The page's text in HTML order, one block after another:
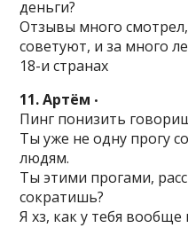
деньги?
Отзывы много
советуют, и за много
18-и странах
11. Артём •
Пинг понизить
Ты уже не одну прогу
людям.
Ты этими прогами,
сократишь?
Я хз, как у тебя вообще